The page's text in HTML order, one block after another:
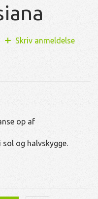
Skriv anmeldelse
op af
og halvskygge.